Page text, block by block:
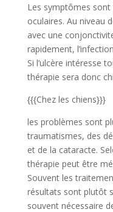
Les symptômes
oculaires. Au niveau
avec une
rapidement,
Si l’ulcère intéresse
thérapie sera donc
{{{Chez les chiens}}}
les problèmes sont
traumatismes, des
et de la cataracte.
thérapie peut être
Souvent les
résultats sont plutôt
souvent nécessaire